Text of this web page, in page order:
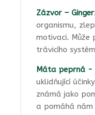
Zázvor – Ginger
organismu,
motivaci. Může
trávicího
Máta peprná -
uklidňující
známá jako
a pomáhá nám